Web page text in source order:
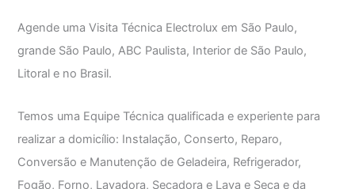
Agende uma Visita Técnica Electrolux em São Paulo,
grande São Paulo, ABC Paulista, Interior de São Paulo,
Litoral e no Brasil.
Temos uma Equipe Técnica qualificada e experiente para
realizar a domicílio: Instalação, Conserto, Reparo,
Conversão e Manutenção de Geladeira, Refrigerador,
Fogão, Forno, Lavadora, Secadora e Lava e Seca e da